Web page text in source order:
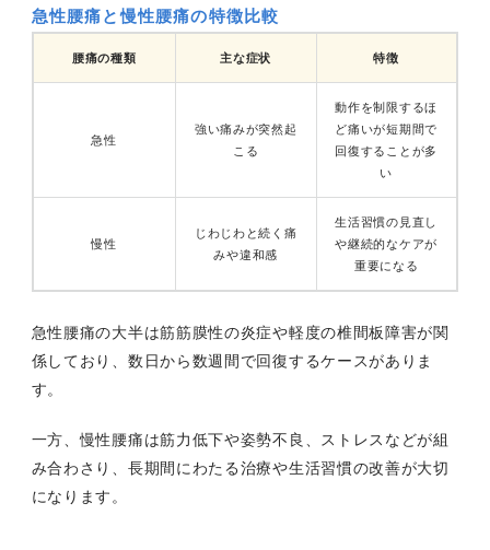
急性腰痛と慢性腰痛の特徴比較
腰痛の種類 主な症状 特徴
急性
強い痛みが突然起
こる
動作を制限するほ
ど痛いが短期間で
回復することが多
い
慢性
じわじわと続く痛
みや違和感
生活習慣の見直し
や継続的なケアが
重要になる
急性腰痛の大半は筋筋膜性の炎症や軽度の椎間板障害が関
係しており、数日から数週間で回復するケースがありま
す。
一方、慢性腰痛は筋力低下や姿勢不良、ストレスなどが組
み合わさり、長期間にわたる治療や生活習慣の改善が大切
になります。